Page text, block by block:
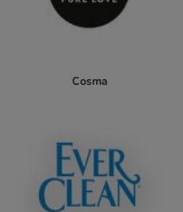
Cosma